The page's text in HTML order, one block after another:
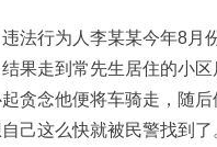
行为人李某某今年8月份
果走到常先生居住的小
贪念他便将车骑走，随
己这么快就被民警找到了